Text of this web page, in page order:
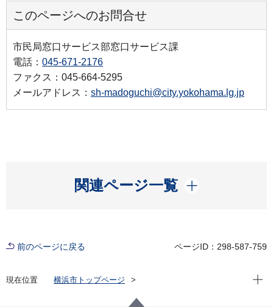
このページへのお問合せ
市民局窓口サービス部窓口サービス課
電話： 045-671-2176
ファクス：045-664-5295
メールアドレス： sh-madoguchi@city.yokohama.lg.jp
関連ページ一覧
開く
前のページに戻る ページID：298-587-759
現在位置
横浜市トップページ
市民局
現在